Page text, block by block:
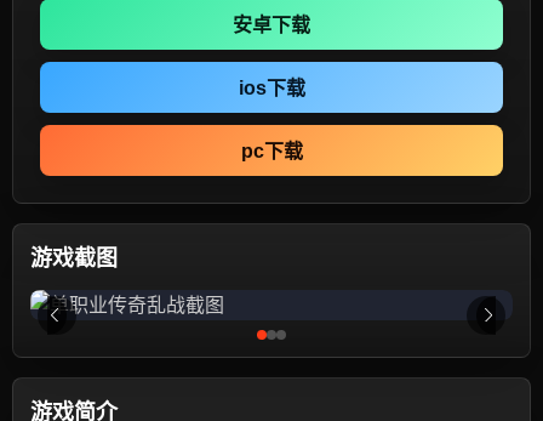
安卓下载
ios下载
pc下载
游戏截图
游戏简介